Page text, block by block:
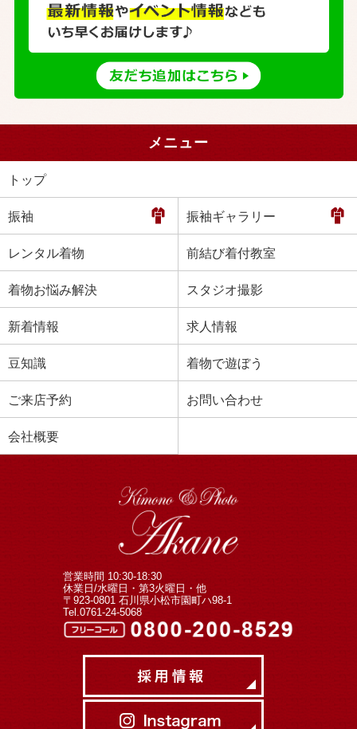
メニュー
トップ
振袖 振袖ギャラリー
レンタル着物 前結び着付教室
着物お悩み解決 スタジオ撮影
新着情報 求人情報
豆知識 着物で遊ぼう
ご来店予約 お問い合わせ
会社概要
営業時間 10:30-18:30
休業日/水曜日・第3火曜日・他
〒923-0801 石川県小松市園町ハ98-1
Tel.0761-24-5068